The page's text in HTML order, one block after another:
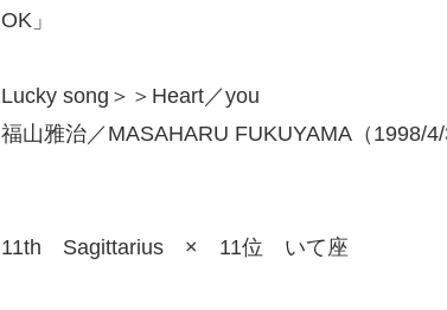
OK」
Lucky song＞＞Heart／you
福山雅治／MASAHARU FUKUYAMA（1998/4/
11th Sagittarius × 11位 いて座